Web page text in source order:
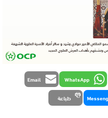
WhatsApp
Email
طباعة